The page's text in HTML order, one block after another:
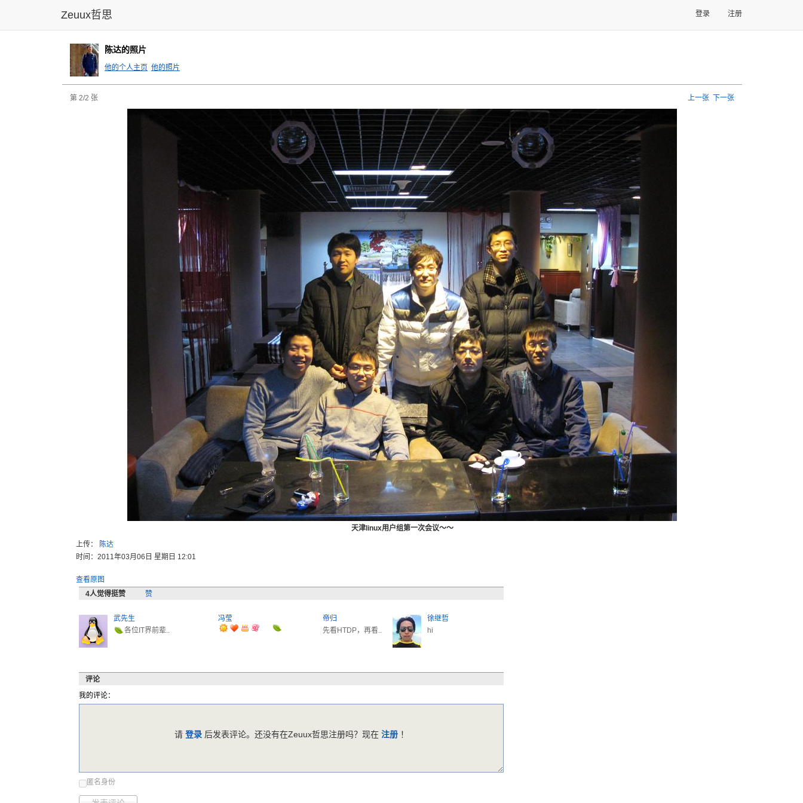
Zeuux哲思 登录 注册
陈达的照片
他的个人主页 他的照片
第 2/2 张 上一张 下一张
天津linux用户组第一次会议～～
上传：
陈达
时间：2011年03月06日 星期日 12:01
查看原图
4人觉得挺赞 赞
武先生
各位IT界前辈..
冯莹
帝归
先看HTDP，再看..
徐继哲
hi
评论
我的评论：
匿名身份
请 登录后发表评论。还没有在Zeuux哲思注册吗？现在 注册！